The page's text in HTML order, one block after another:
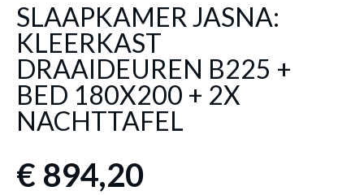
SLAAPKAMER JASNA:
KLEERKAST
DRAAIDEUREN B225 +
BED 180X200 + 2X
NACHTTAFEL
€ 894,20